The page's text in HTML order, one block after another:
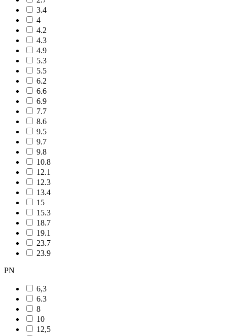
3.4
4
4.2
4.3
4.9
5.3
5.5
6.2
6.6
6.9
7.7
8.6
9.5
9.7
9.8
10.8
12.1
12.3
13.4
15
15.3
18.7
19.1
23.7
23.9
PN
6,3
6.3
8
10
12,5